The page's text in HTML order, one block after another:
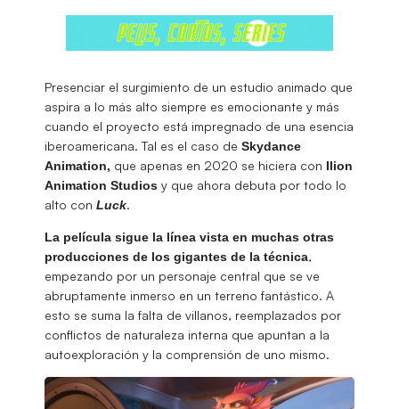
Presenciar el surgimiento de un estudio animado que
aspira a lo más alto siempre es emocionante y más
cuando el proyecto está impregnado de una esencia
iberoamericana. Tal es el caso de Skydance
Animation, que apenas en 2020 se hiciera con Ilion
Animation Studios y que ahora debuta por todo lo
alto con Luck.
La película sigue la línea vista en muchas otras
producciones de los gigantes de la técnica,
empezando por un personaje central que se ve
abruptamente inmerso en un terreno fantástico. A
esto se suma la falta de villanos, reemplazados por
conflictos de naturaleza interna que apuntan a la
autoexploración y la comprensión de uno mismo.